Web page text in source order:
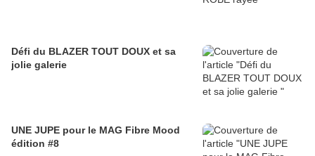
Défi du BLAZER TOUT DOUX et sa
jolie galerie
UNE JUPE pour le MAG Fibre Mood
édition #8